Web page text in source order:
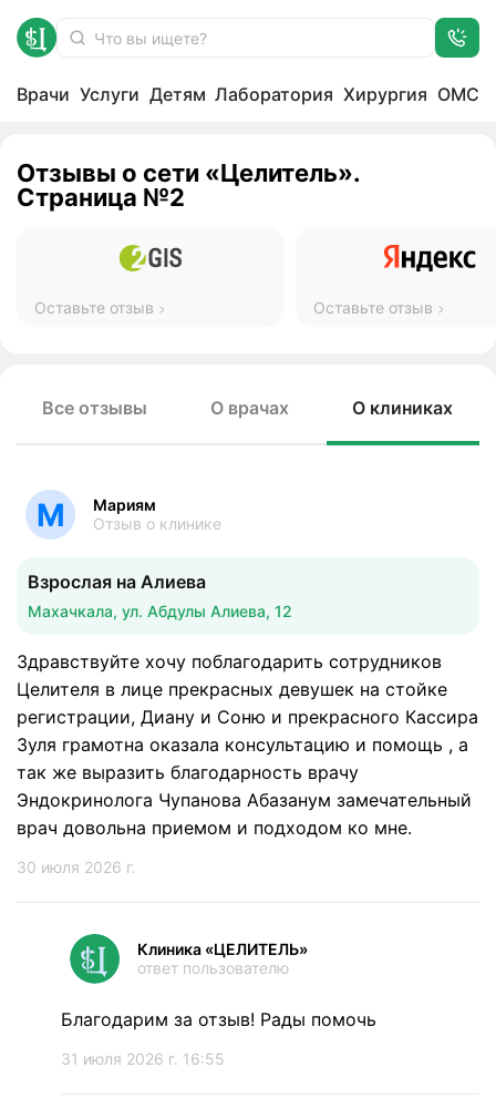
Врачи Услуги Детям Лаборатория Хирургия ОМС
Отзывы о сети «Целитель».
Страница №2
Оставьте отзыв Оставьте отзыв
Все отзывы О врачах О клиниках
М
Мариям
Отзыв о клинике
Взрослая на Алиева
Махачкала, ул. Абдулы Алиева, 12
Здравствуйте хочу поблагодарить сотрудников
Целителя в лице прекрасных девушек на стойке
регистрации, Диану и Соню и прекрасного Кассира
Зуля грамотна оказала консультацию и помощь , а
так же выразить благодарность врачу
Эндокринолога Чупанова Абазанум замечательный
врач довольна приемом и подходом ко мне.
30 июля 2026 г.
Клиника «ЦЕЛИТЕЛЬ»
ответ пользователю
Благодарим за отзыв! Рады помочь
31 июля 2026 г. 16:55